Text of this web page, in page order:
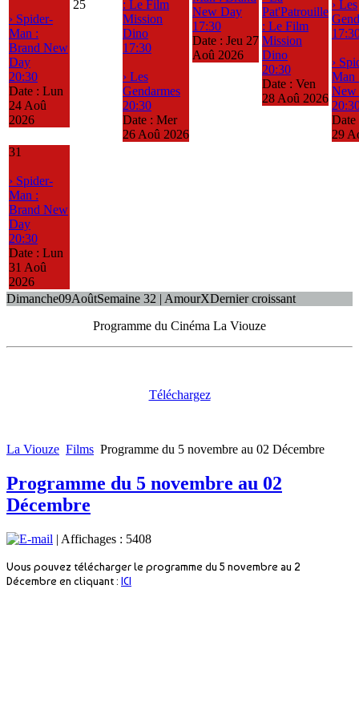
› Spider-
Man :
Brand New
Day
20:30
Date : Lun
24 Aoû
2026
25
: Le Film
Mission
Dino
17:30
› Les
Gendarmes
20:30
Date : Mer
26 Aoû 2026
New Day
17:30
Date : Jeu 27
Aoû 2026
Pat'Patrouille
: Le Film
Mission
Dino
20:30
Date : Ven
28 Aoû 2026
› Les
›
Man
New
29
31
› Spider-
Man :
Brand New
Day
20:30
Date : Lun
31 Aoû
2026
Dimanche09AoûtSemaine 32 | AmourXDernier croissant
Programme du Cinéma La Viouze
Téléchargez
La Viouze Films Programme du 5 novembre au 02 Décembre
Programme du 5 novembre au 02
Décembre
| Affichages : 5408
Vous pouvez télécharger le programme du 5 novembre au 2
Décembre en cliquant : ICI